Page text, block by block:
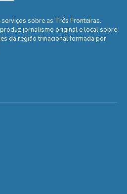
sobre as Três Fronteiras.
jornalismo original e local sobre
da região trinacional formada por